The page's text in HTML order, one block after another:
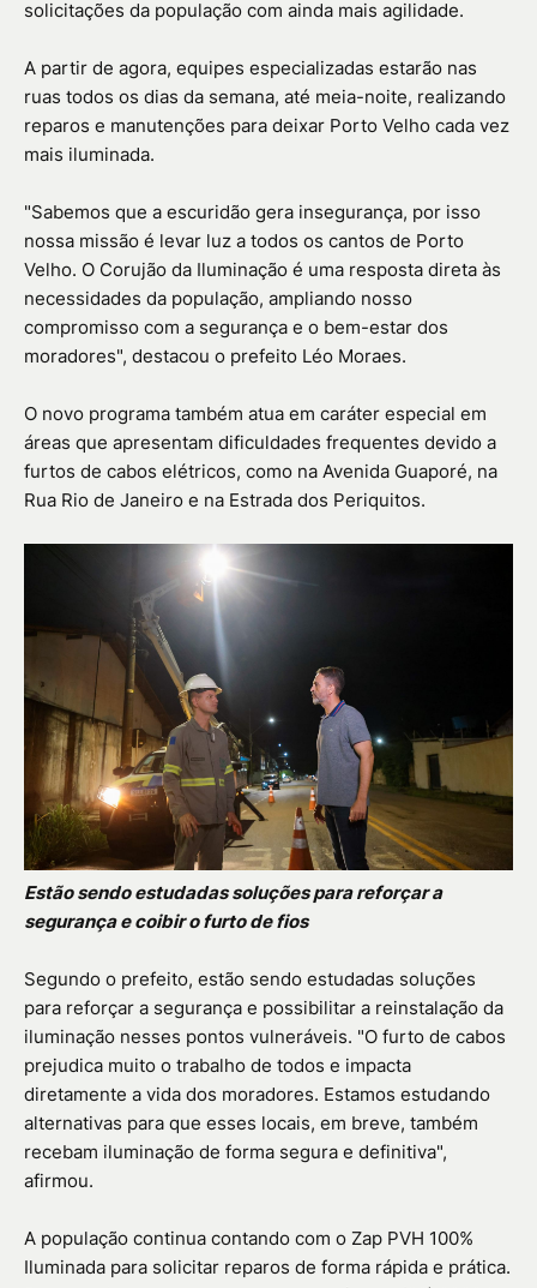
solicitações da população com ainda mais agilidade.
A partir de agora, equipes especializadas estarão nas
ruas todos os dias da semana, até meia-noite, realizando
reparos e manutenções para deixar Porto Velho cada vez
mais iluminada.
"Sabemos que a escuridão gera insegurança, por isso
nossa missão é levar luz a todos os cantos de Porto
Velho. O Corujão da Iluminação é uma resposta direta às
necessidades da população, ampliando nosso
compromisso com a segurança e o bem-estar dos
moradores", destacou o prefeito Léo Moraes.
O novo programa também atua em caráter especial em
áreas que apresentam dificuldades frequentes devido a
furtos de cabos elétricos, como na Avenida Guaporé, na
Rua Rio de Janeiro e na Estrada dos Periquitos.
Estão sendo estudadas soluções para reforçar a
segurança e coibir o furto de fios
Segundo o prefeito, estão sendo estudadas soluções
para reforçar a segurança e possibilitar a reinstalação da
iluminação nesses pontos vulneráveis. "O furto de cabos
prejudica muito o trabalho de todos e impacta
diretamente a vida dos moradores. Estamos estudando
alternativas para que esses locais, em breve, também
recebam iluminação de forma segura e definitiva",
afirmou.
A população continua contando com o Zap PVH 100%
Iluminada para solicitar reparos de forma rápida e prática.